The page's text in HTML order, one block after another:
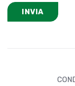
INVIA